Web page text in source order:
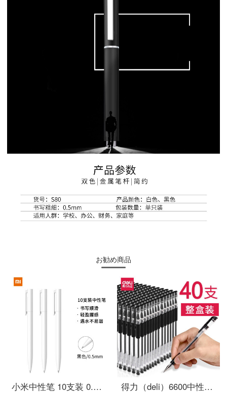
お勧め商品
小米中性笔 10支装 0.5mm 商务办公学生中性笔会议笔
得力（deli）6600中性笔水笔0.5mm黑红蓝签字笔书写顺滑大容量中性笔按动整盒批发 40支子弹头超值整盒装